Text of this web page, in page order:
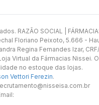
RAZÃO SOCIAL |
Floriano Peixoto, 5.666 -
Regina Fernandes Izar,
Virtual da Fármacias Nissei.
no estoque das lojas.
Vettori Ferezin.